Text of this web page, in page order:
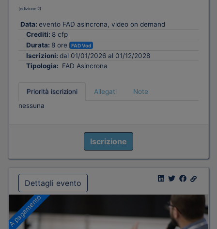
(edizione 2)
Data: evento FAD asincrona, video on demand
Crediti: 8 cfp
Durata: 8 ore FAD Vod
Iscrizioni: dal 01/01/2026 al 01/12/2028
Tipologia: FAD Asincrona
Priorità iscrizioni Allegati
Note
nessuna
Iscrizione
Dettagli evento
A pagamento